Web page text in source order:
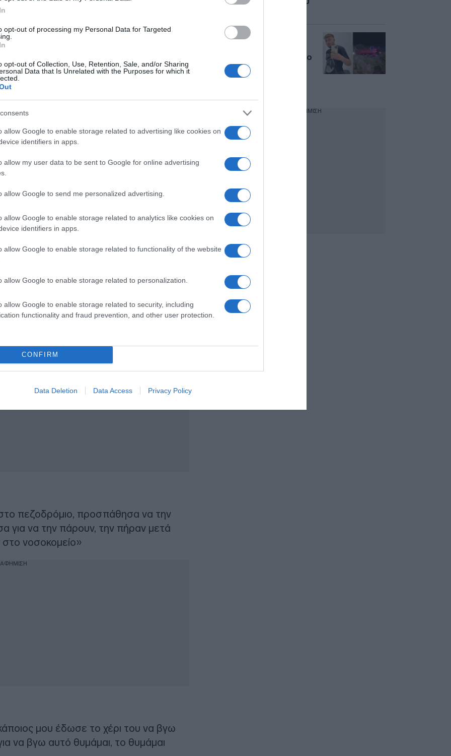
opt-out of processing my Personal Data for Targeted
opt-out of Collection, Use, Retention, Sale, and/or Sharing
Data that Is Unrelated with the Purposes for which it
allow Google to enable storage related to advertising like cookies on
identifiers in apps.
allow my user data to be sent to Google for online advertising
allow Google to send me personalized advertising.
allow Google to enable storage related to analytics like cookies on
identifiers in apps.
allow Google to enable storage related to functionality of the website
allow Google to enable storage related to personalization.
allow Google to enable storage related to security, including
functionality and fraud prevention, and other user protection.
CONFIRM
Data Deletion Data Access Privacy Policy
μεταφέρθηκε στο νοσοκομείο, με την
Έχω κάνει τις εξετάσεις, δεν
Σίγουρα πάντως θα είμαι εδώ γιατί
Δοξάζω τον Θεό, τίποτα
ποδοσφαιριστής Βασίλης
τίποτα. Έπρεπε να απεγκλωβίσουμε τα
είδα μία κυρία μέσα στα αίματα, η
Προσπάθησα να την ηρεμήσω,
σας βγάλω”».
πεζοδρόμιο, προσπάθησα να την
να την πάρουν, την πήραν μετά
νοσοκομείο»
μου έδωσε το χέρι του να βγω
να βγω αυτό θυμάμαι, το θυμάμαι
Τραγωδία στην
24χρονος σε τροχαίο
– Το ΙΧ του βγήκε
εκτός δρόμου και
ΔΙΑΦΗΜΙΣΗ